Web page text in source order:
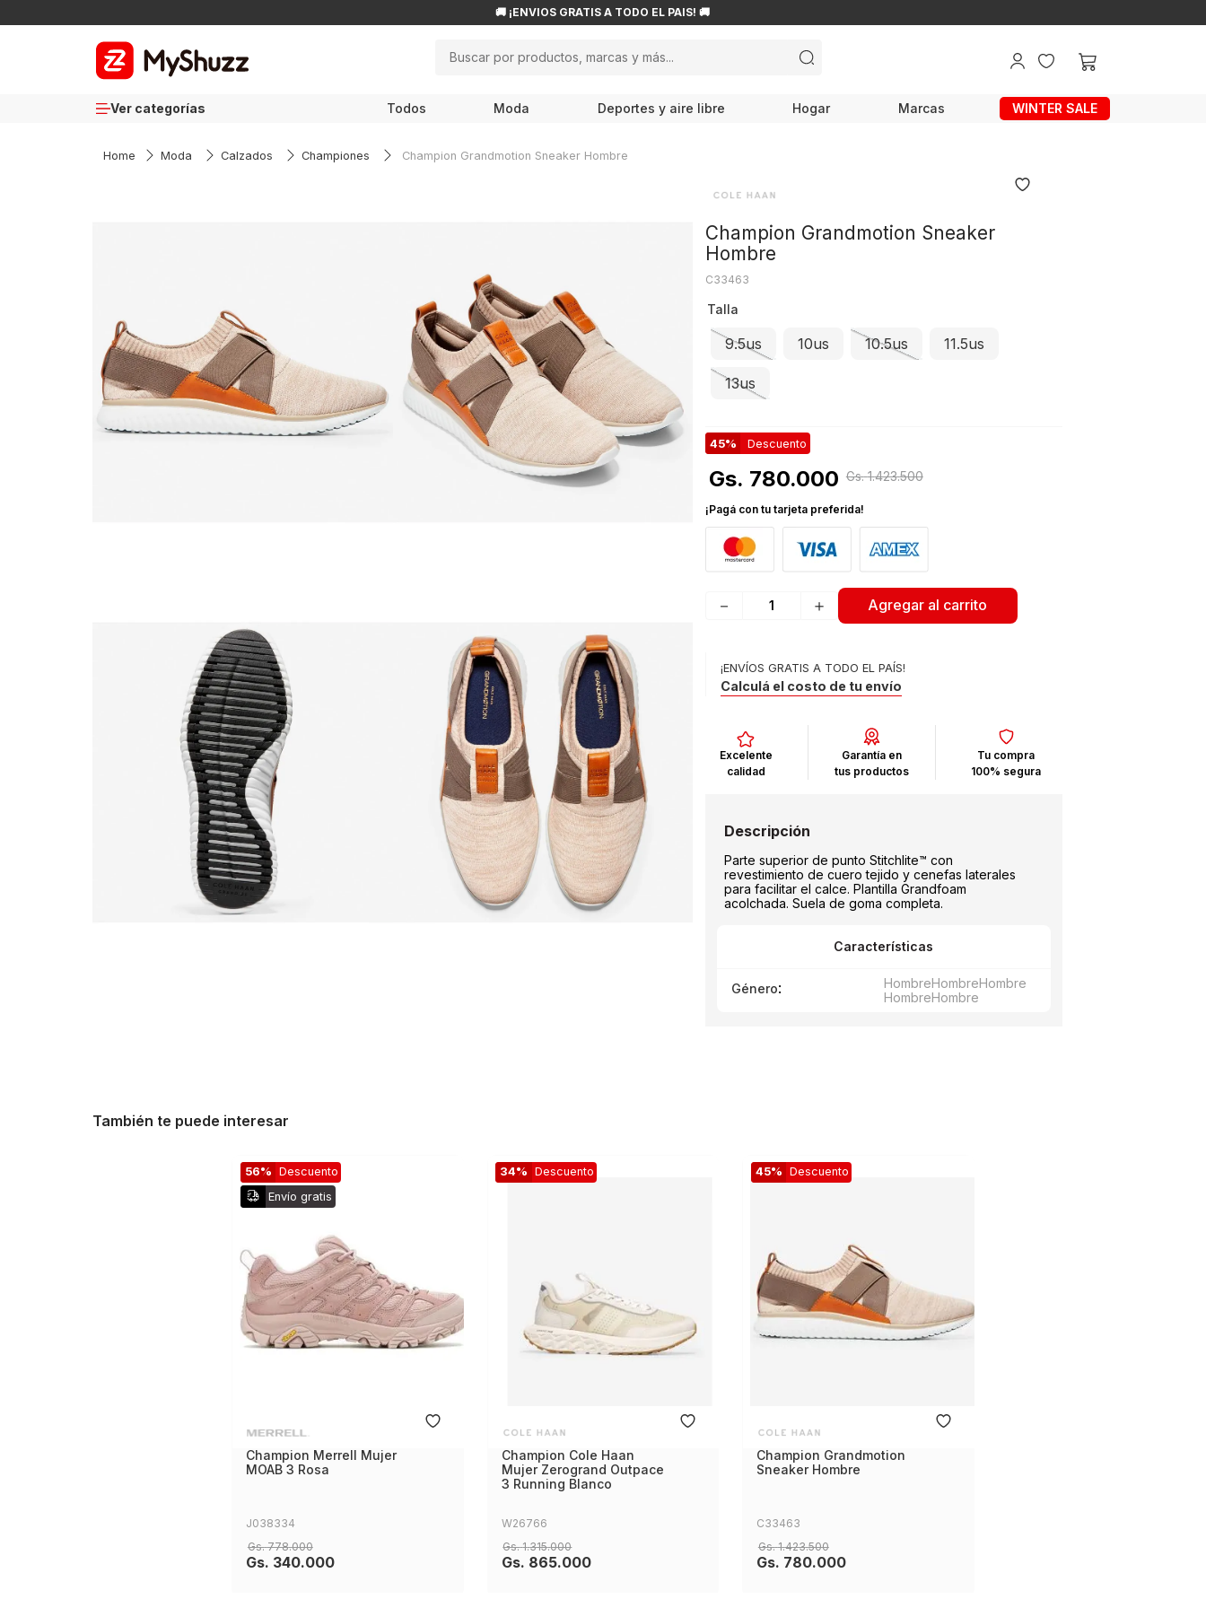
🚚 ¡ENVÍOS GRATIS A TODO EL PAÍS! 🚚
Ver categorías Todos Moda Deportes y aire libre Hogar Marcas WINTER SALE
Moda Calzados Championes Champion Grandmotion Sneaker Hombre
Champion Grandmotion Sneaker
Hombre
C33463
Talla
9.5us 10us 10.5us 11.5us
13us
45% Descuento
Gs. 1.423.500
Gs. 780.000
¡Pagá con tu tarjeta preferida!
＋
－ Agregar al carrito
¡ENVÍOS GRATIS A TODO EL PAÍS!
Calculá el costo de tu envío
Excelente
calidad
Garantía en
tus productos
Tu compra
100% segura
Parte superior de punto Stitchlite™ con
revestimiento de cuero tejido y cenefas laterales
para facilitar el calce. Plantilla Grandfoam
acolchada. Suela de goma completa.
Características
Género: HombreHombreHombre
HombreHombre
También te puede interesar
56% Descuento
Envío gratis
Champion Merrell Mujer
MOAB 3 Rosa
J038334
Gs. 778.000
Gs. 340.000
34% Descuento
Champion Cole Haan
Mujer Zerogrand Outpace
3 Running Blanco
W26766
Gs. 1.315.000
Gs. 865.000
45% Descuento
Champion Grandmotion
Sneaker Hombre
C33463
Gs. 1.423.500
Gs. 780.000
2. hydroflask
accesorios
kepis
1080
10. cole